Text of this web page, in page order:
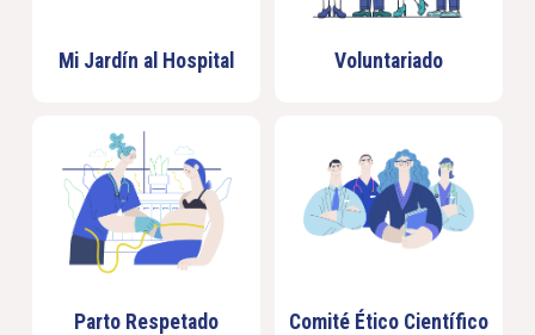
Mi Jardín al Hospital Voluntariado
Parto Respetado Comité Ético Científico